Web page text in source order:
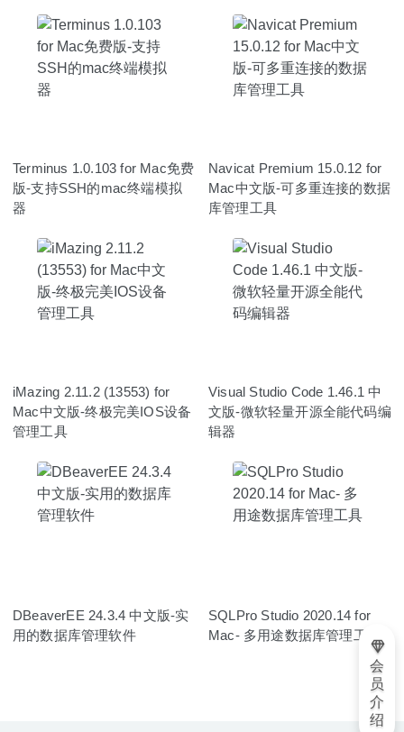
Terminus 1.0.103 for Mac免费
版-支持SSH的mac终端模拟
器
Navicat Premium 15.0.12 for
Mac中文版-可多重连接的数据
库管理工具
iMazing 2.11.2 (13553) for
Mac中文版-终极完美IOS设备
管理工具
Visual Studio Code 1.46.1 中
文版-微软轻量开源全能代码编
辑器
DBeaverEE 24.3.4 中文版-实
用的数据库管理软件
SQLPro Studio 2020.14 for
Mac- 多用途数据库管理工具
会
员
介
绍